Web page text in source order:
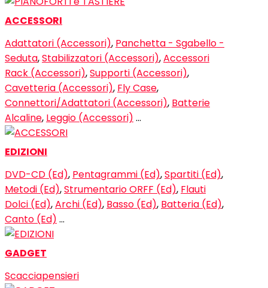
ACCESSORI
Adattatori (Accessori), Panchetta - Sgabello -
Seduta,Stabilizzatori (Accessori),Accessori
Rack (Accessori),Supporti (Accessori),
Cavetteria (Accessori), Fly Case,
Connettori/Adattatori (Accessori), Batterie
Alcaline, Leggio (Accessori) …
EDIZIONI
DVD-CD (Ed), Pentagrammi (Ed),Spartiti (Ed),
Metodi (Ed),Strumentario ORFF (Ed), Flauti
Dolci (Ed),Archi (Ed), Basso (Ed), Batteria (Ed),
Canto (Ed) …
GADGET
Scacciapensieri